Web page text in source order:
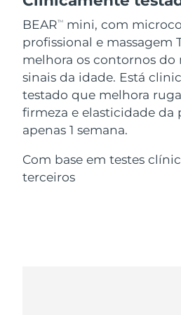
BEARTM
mini, com
profissional e massagem
melhora os contornos do
sinais da idade. Está
testado que melhora
firmeza e elasticidade da
apenas 1 semana.
Com base em testes
terceiros
Serum
For healthy hair
issa™ Teeth
18% PAP
Cosméticos
FOREO APP
Israel
Itália
Japão
Jersey
Cazaquistão